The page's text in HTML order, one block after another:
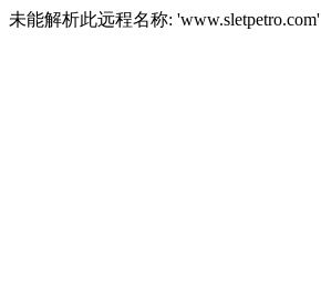
未能解析此远程名称: 'www.sletpetro.com'